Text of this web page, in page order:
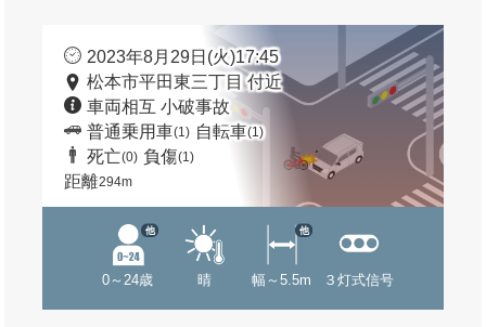
2023年8月29日(火)17:45
松本市平田東三丁目 付近
車両相互 小破事故
普通乗用車(1) 自転車(1)
死亡(0) 負傷(1)
距離294m
0～24歳
他
晴 幅～5.5m
他
３灯式信号